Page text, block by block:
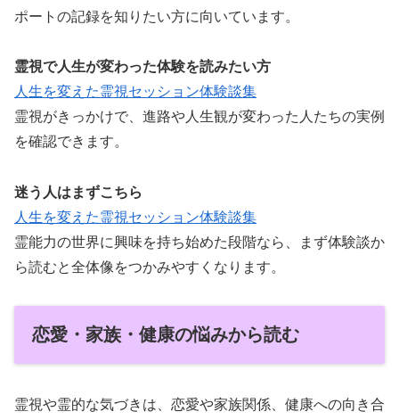
ポートの記録を知りたい方に向いています。
霊視で人生が変わった体験を読みたい方
人生を変えた霊視セッション体験談集
霊視がきっかけで、進路や人生観が変わった人たちの実例
を確認できます。
迷う人はまずこちら
人生を変えた霊視セッション体験談集
霊能力の世界に興味を持ち始めた段階なら、まず体験談か
ら読むと全体像をつかみやすくなります。
恋愛・家族・健康の悩みから読む
霊視や霊的な気づきは、恋愛や家族関係、健康への向き合